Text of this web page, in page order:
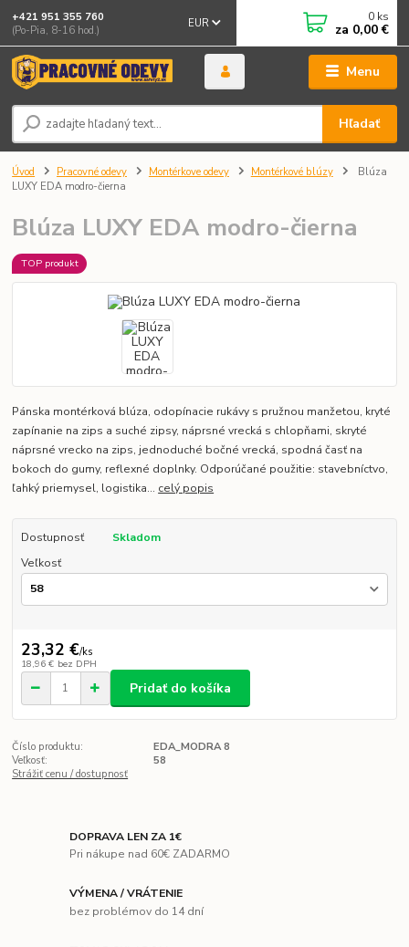
Menu
EUR
Hľadať
+421 951 355 760
(Po-Pia, 8-16 hod.)
0 ks
za 0,00 €
Úvod Pracovné odevy Montérkove odevy Montérkové blúzy
Blúza
LUXY EDA modro-čierna
Blúza LUXY EDA modro-čierna
TOP produkt
Pánska montérková blúza, odopínacie rukávy s pružnou manžetou, kryté
zapínanie na zips a suché zipsy, náprsné vrecká s chlopňami, skryté
náprsné vrecko na zips, jednoduché bočné vrecká, spodná časť na
bokoch do gumy, reflexné doplnky. Odporúčané použitie: stavebníctvo,
ľahký priemysel, logistika... celý popis
Dostupnosť
Skladom
Veľkosť
23,32 €/ks
18,96 € bez DPH
Pridať do košíka
Číslo produktu:
EDA_MODRA 8
Veľkosť:
58
Strážiť cenu / dostupnosť
DOPRAVA LEN ZA 1€
Pri nákupe nad 60€ ZADARMO
VÝMENA / VRÁTENIE
bez problémov do 14 dní